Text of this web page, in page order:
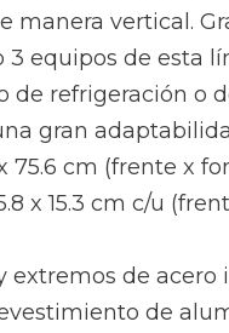
manera vertical.
equipos de esta
de refrigeración o
gran
75.6 cm (frente x
x 15.3 cm c/u
extremos de acero
de